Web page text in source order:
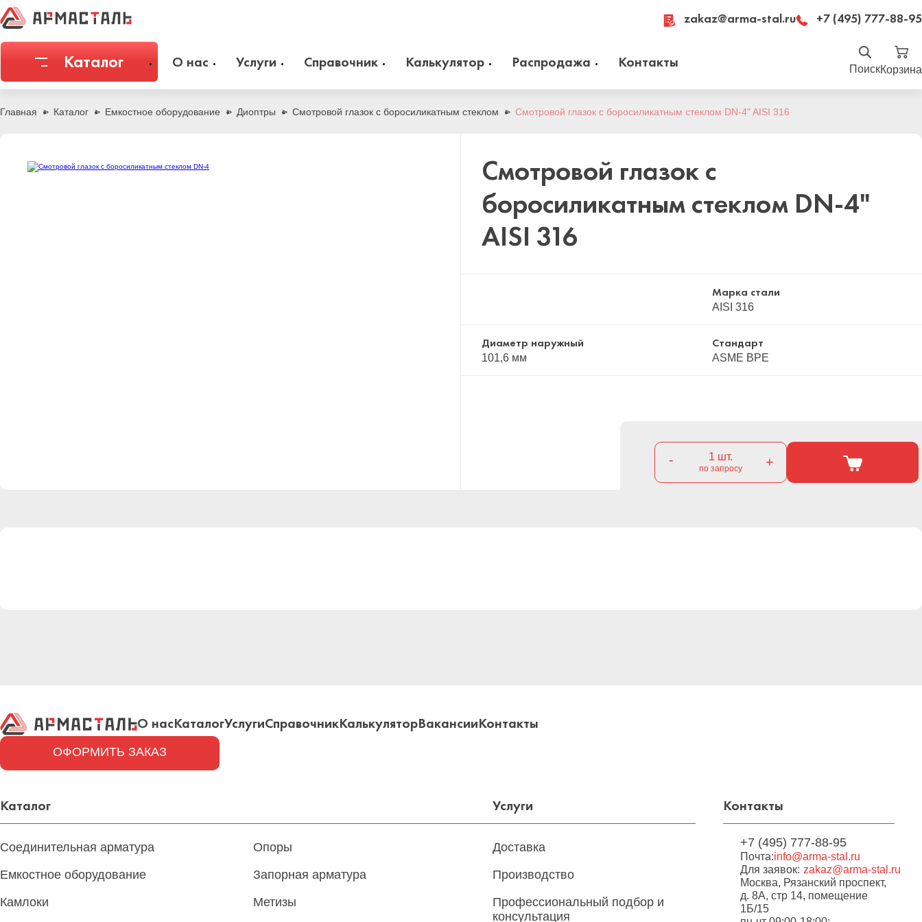
zakaz@arma-stal.ru +7 (495) 777-88-95
Каталог
Сварочные материалы
О нас Услуги Справочник Калькулятор Распродажа Контакты
zakaz@arma-stal.ru
ПоискКорзина
Главная Каталог Емкостное оборудование Диоптры Смотровой глазок с боросиликатным стеклом Смотровой глазок с боросиликатным стеклом DN-4" AISI 316
Смотровой глазок с
боросиликатным стеклом DN-4"
AISI 316
Марка стали
AISI 316
Диаметр наружный
101,6 мм
Стандарт
ASME BPE
- 1 шт.
по запросу +
О насКаталогУслугиСправочникКалькуляторВакансииКонтакты
ОФОРМИТЬ ЗАКАЗ
Каталог
Соединительная арматура
Емкостное оборудование
Камлоки
Опоры
Запорная арматура
Метизы
Услуги
Доставка
Производство
Профессиональный подбор и
консультация
Контакты
+7 (495) 777-88-95
Почта:info@arma-stal.ru
Для заявок: zakaz@arma-stal.ru
Москва, Рязанский проспект,
д. 8А, стр 14, помещение
1Б/15